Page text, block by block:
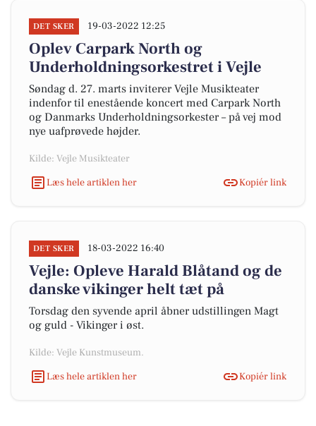
DET SKER 19-03-2022 12:25
Oplev Carpark North og
Underholdningsorkestret i Vejle
Søndag d. 27. marts inviterer Vejle Musikteater
indenfor til enestående koncert med Carpark North
og Danmarks Underholdningsorkester – på vej mod
nye uafprøvede højder.
Kilde: Vejle Musikteater
Læs hele artiklen her
Kopiér link
DET SKER 18-03-2022 16:40
Vejle: Opleve Harald Blåtand og de
danske vikinger helt tæt på
Torsdag den syvende april åbner udstillingen Magt
og guld - Vikinger i øst.
Kilde: Vejle Kunstmuseum.
Læs hele artiklen her
Kopiér link